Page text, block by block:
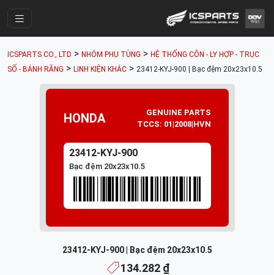
Cửa Hàng
Parts Catalogue
Mã Phụ Tùng
Tài khoản
ICSPARTS CO., LTD > NHÓM PHỤ TÙNG > HỆ THỐNG CÔN - LY HỢP - TRỤC
SỐ - BÁNH RĂNG > LINH KIỆN KHÁC > 23412-KYJ-900 | Bạc đệm 20x23x10.5
HONDA
GENUINE PARTS
TCCS: 01|2008|HVN
23412-KYJ-900
Bạc đệm 20x23x10.5
23412-KYJ-900 | Bạc đệm 20x23x10.5
134.282 ₫